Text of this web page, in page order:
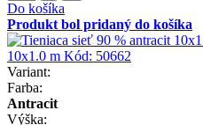
Do košíka
Produkt bol pridaný do košíka
10x1.0 m Kód: 50662
Variant:
Farba:
Antracit
Výška: